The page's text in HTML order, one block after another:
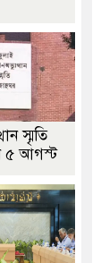
স্মৃতি
৫ আগস্ট